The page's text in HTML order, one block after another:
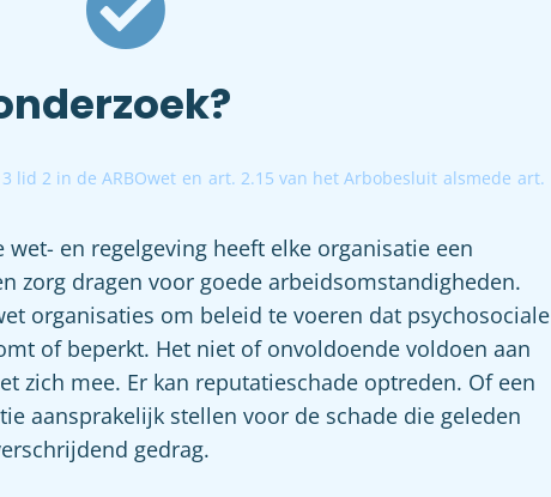
lid 2 in de ARBOwet en art. 2.15 van het Arbobesluit alsmede art.
en regelgeving heeft elke organisatie een
zorg dragen voor goede arbeidsomstandigheden.
organisaties om beleid te voeren dat psychosociale
of beperkt. Het niet of onvoldoende voldoen aan
zich mee. Er kan reputatieschade optreden. Of een
aansprakelijk stellen voor de schade die geleden
gedrag.